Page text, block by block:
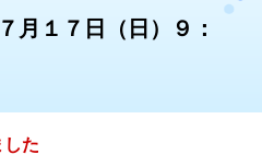
月１７日（日）９：
した